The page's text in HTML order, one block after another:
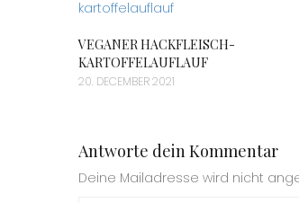
VEGANER HACKFLEISCH-
KARTOFFELAUFLAUF
20. DECEMBER 2021
Antworte dein Kommentar
Deine Mailadresse wird nicht